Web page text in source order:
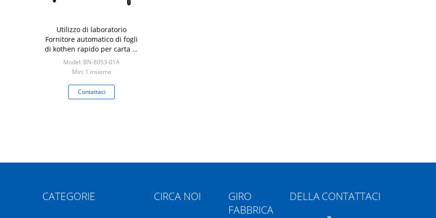
Utilizzo di laboratorio
Fornitore automatico di fogli
di kothen rapido per carta di
pasta
Model: BN-8053-01A
Min: 1 insieme
Contattaci
CATEGORIE CIRCA NOI
GIRO DELLA
FABBRICA
CONTATTACI